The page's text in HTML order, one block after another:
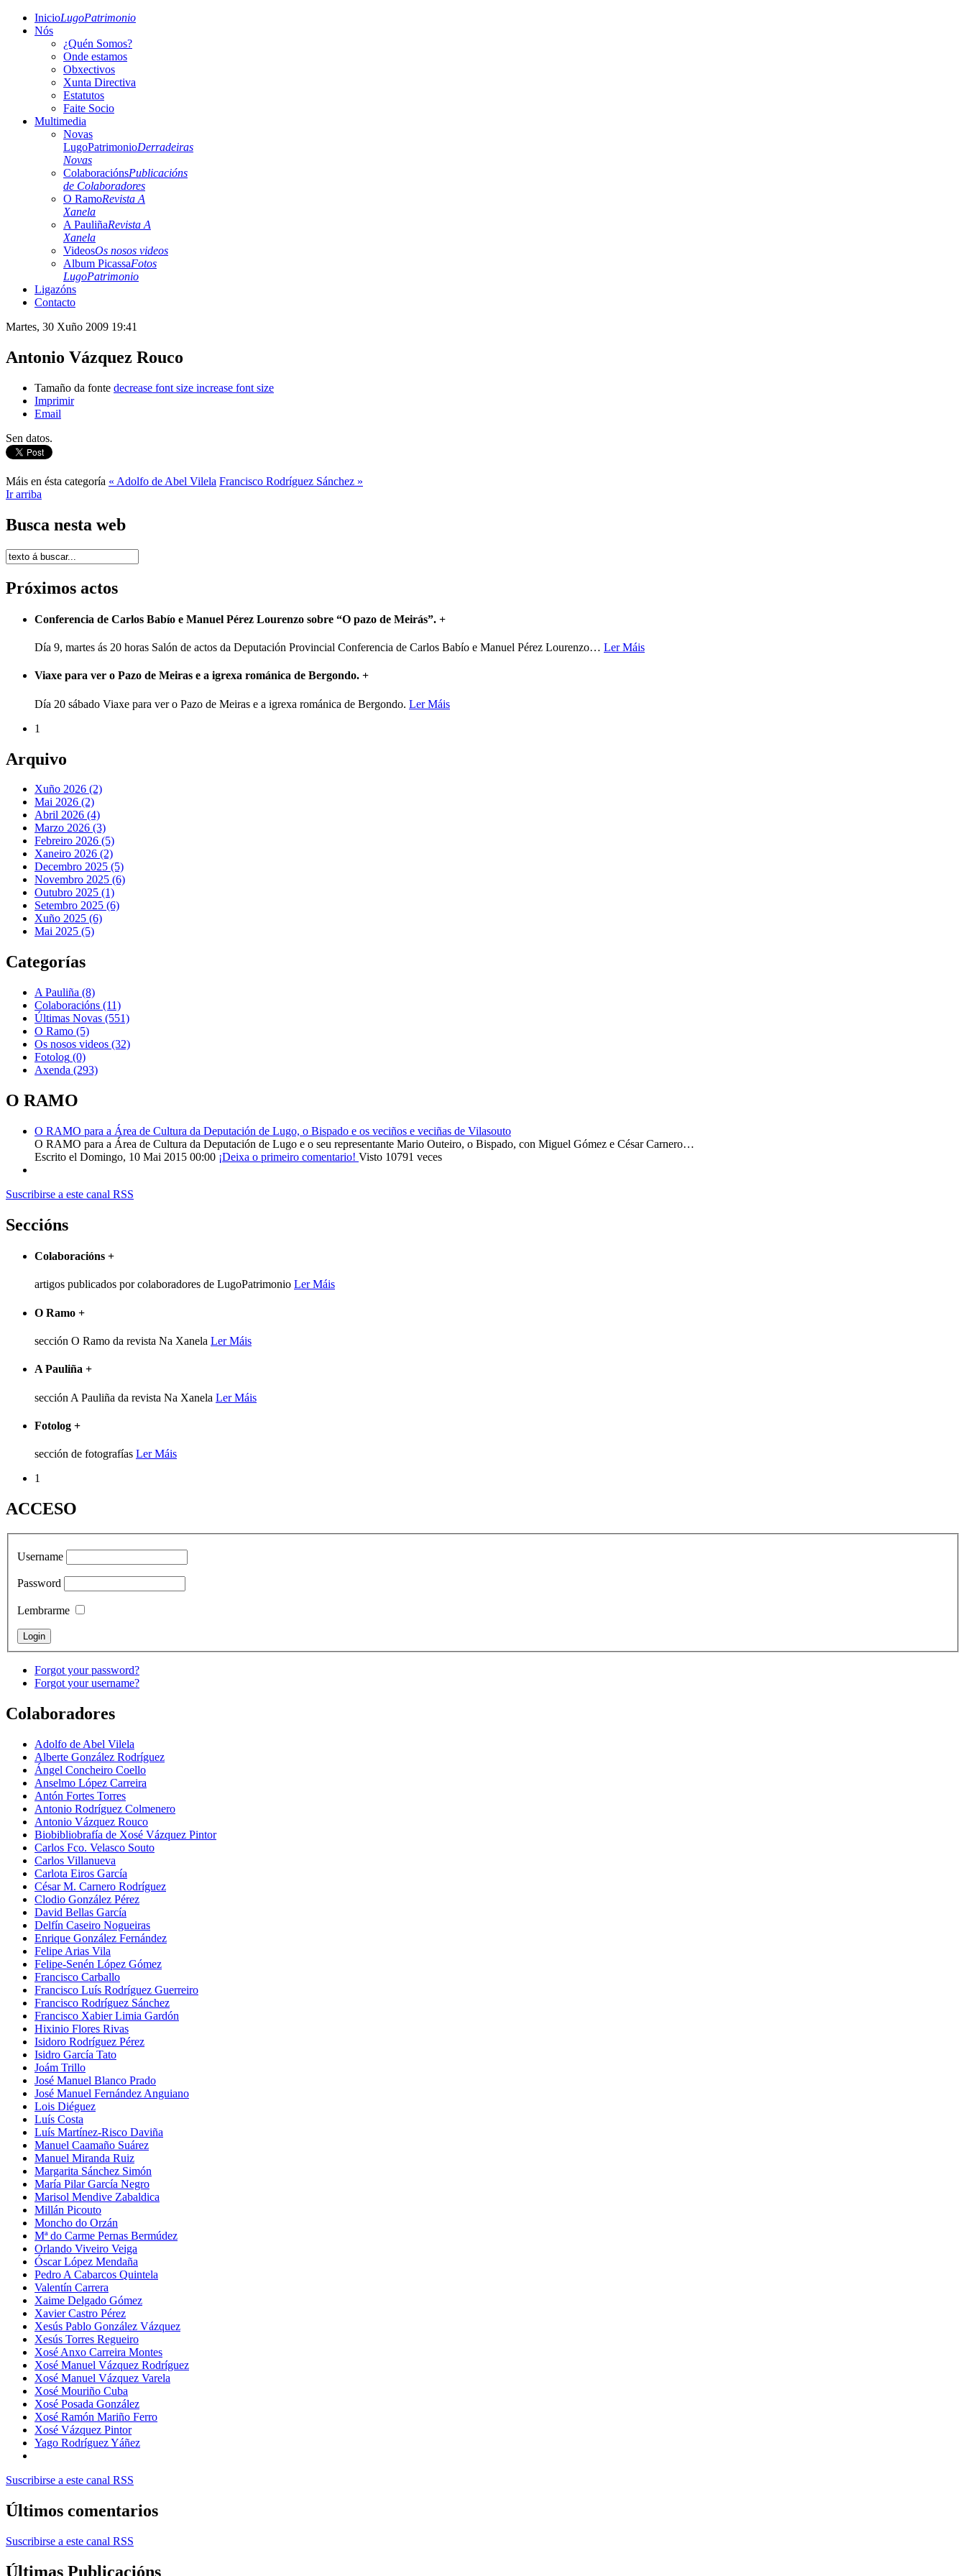
InicioLugoPatrimonio
Nós
¿Quén Somos?
Onde estamos
Obxectivos
Xunta Directiva
Estatutos
Faite Socio
Multimedia
Novas
LugoPatrimonioDerradeiras
Novas
ColaboraciónsPublicacións
de Colaboradores
O RamoRevista A
Xanela
A PauliñaRevista A
Xanela
VideosOs nosos videos
Album PicassaFotos
LugoPatrimonio
Ligazóns
Contacto
Martes, 30 Xuño 2009 19:41
Antonio Vázquez Rouco
Tamaño da fonte decrease font size increase font size
Imprimir
Email
Sen datos.
Máis en ésta categoría « Adolfo de Abel Vilela Francisco Rodríguez Sánchez »
Ir arriba
Busca nesta web
Próximos actos
Conferencia de Carlos Babío e Manuel Pérez Lourenzo sobre “O pazo de Meirás”. +
Día 9, martes ás 20 horas Salón de actos da Deputación Provincial Conferencia de Carlos Babío e Manuel Pérez Lourenzo… Ler Máis
Viaxe para ver o Pazo de Meiras e a igrexa románica de Bergondo. +
Día 20 sábado Viaxe para ver o Pazo de Meiras e a igrexa románica de Bergondo. Ler Máis
1
Arquivo
Xuño 2026 (2)
Mai 2026 (2)
Abril 2026 (4)
Marzo 2026 (3)
Febreiro 2026 (5)
Xaneiro 2026 (2)
Decembro 2025 (5)
Novembro 2025 (6)
Outubro 2025 (1)
Setembro 2025 (6)
Xuño 2025 (6)
Mai 2025 (5)
Categorías
A Pauliña (8)
Colaboracións (11)
Últimas Novas (551)
O Ramo (5)
Os nosos videos (32)
Fotolog (0)
Axenda (293)
O RAMO
O RAMO para a Área de Cultura da Deputación de Lugo, o Bispado e os veciños e veciñas de Vilasouto
O RAMO para a Área de Cultura da Deputación de Lugo e o seu representante Mario Outeiro, o Bispado, con Miguel Gómez e César Carnero…
Escrito el Domingo, 10 Mai 2015 00:00 ¡Deixa o primeiro comentario! Visto 10791 veces
Suscribirse a este canal RSS
Seccións
Colaboracións +
artigos publicados por colaboradores de LugoPatrimonio Ler Máis
O Ramo +
sección O Ramo da revista Na Xanela Ler Máis
A Pauliña +
sección A Pauliña da revista Na Xanela Ler Máis
Fotolog +
sección de fotografías Ler Máis
1
ACCESO
Username
Password
Lembrarme
Forgot your password?
Forgot your username?
Colaboradores
Adolfo de Abel Vilela
Alberte González Rodríguez
Ángel Concheiro Coello
Anselmo López Carreira
Antón Fortes Torres
Antonio Rodríguez Colmenero
Antonio Vázquez Rouco
Biobibliobrafía de Xosé Vázquez Pintor
Carlos Fco. Velasco Souto
Carlos Villanueva
Carlota Eiros García
César M. Carnero Rodríguez
Clodio González Pérez
David Bellas García
Delfín Caseiro Nogueiras
Enrique González Fernández
Felipe Arias Vila
Felipe-Senén López Gómez
Francisco Carballo
Francisco Luís Rodríguez Guerreiro
Francisco Rodríguez Sánchez
Francisco Xabier Limia Gardón
Hixinio Flores Rivas
Isidoro Rodríguez Pérez
Isidro García Tato
Joám Trillo
José Manuel Blanco Prado
José Manuel Fernández Anguiano
Lois Diéguez
Luís Costa
Luís Martínez-Risco Daviña
Manuel Caamaño Suárez
Manuel Miranda Ruiz
Margarita Sánchez Simón
María Pilar García Negro
Marisol Mendive Zabaldica
Millán Picouto
Moncho do Orzán
Mª do Carme Pernas Bermúdez
Orlando Viveiro Veiga
Óscar López Mendaña
Pedro A Cabarcos Quintela
Valentín Carrera
Xaime Delgado Gómez
Xavier Castro Pérez
Xesús Pablo González Vázquez
Xesús Torres Regueiro
Xosé Anxo Carreira Montes
Xosé Manuel Vázquez Rodríguez
Xosé Manuel Vázquez Varela
Xosé Mouriño Cuba
Xosé Posada González
Xosé Ramón Mariño Ferro
Xosé Vázquez Pintor
Yago Rodríguez Yáñez
Suscribirse a este canal RSS
Últimos comentarios
Suscribirse a este canal RSS
Últimas Publicacións